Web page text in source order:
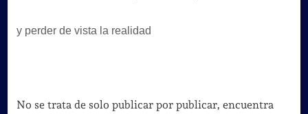
y perder de vista la realidad
No se trata de solo publicar por publicar, encuentra